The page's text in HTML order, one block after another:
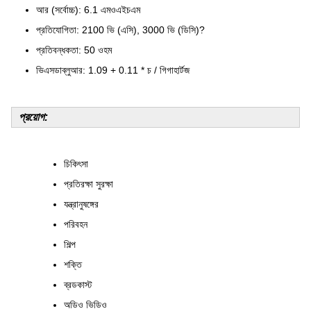
আর (সর্বোচ্চ): 6.1 এমওএইচএম
প্রতিযোগিতা: 2100 ভি (এসি), 3000 ভি (ডিসি)?
প্রতিবন্ধকতা: 50 ওহম
ভিএসডাব্লুআর: 1.09 + 0.11 * চ / গিগাহার্টজ
প্রয়োগ:
চিকিৎসা
প্রতিরক্ষা সুরক্ষা
যন্ত্রানুষঙ্গের
পরিবহন
শিল্প
শক্তি
ব্রডকাস্ট
অডিও ভিডিও